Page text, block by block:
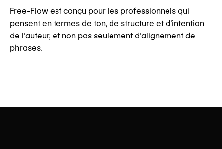
Free-Flow est conçu pour les professionnels qui
pensent en termes de ton, de structure et d'intention
de l'auteur, et non pas seulement d'alignement de
phrases.